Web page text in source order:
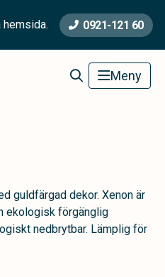
hemsida. 0921-121 60
Meny
guldfärgad dekor. Xenon är
ekologisk förgänglig
nedbrytbar. Lämplig för